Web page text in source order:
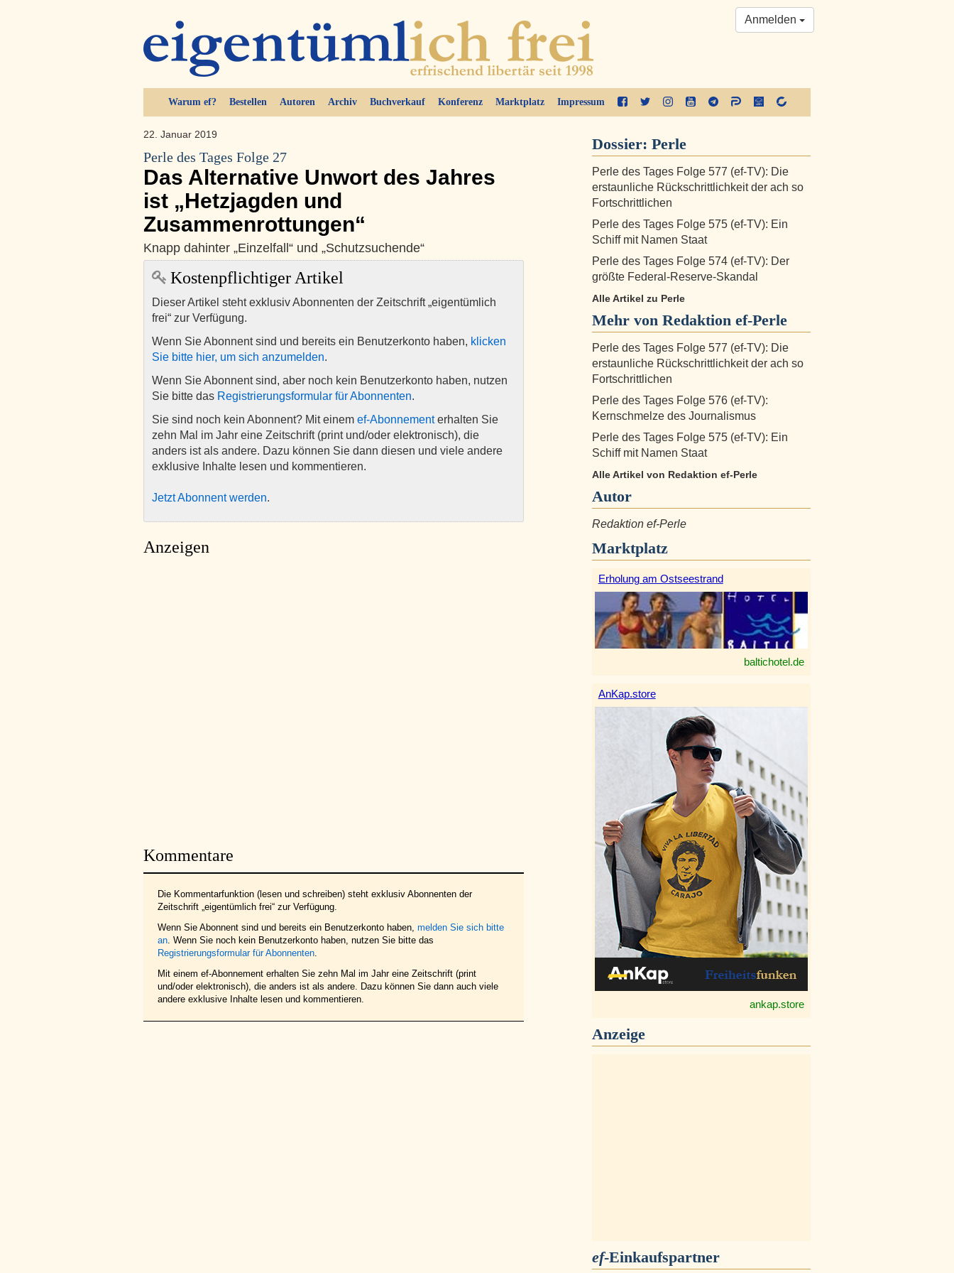
Warum ef? Bestellen Autoren Archiv Buchverkauf Konferenz Marktplatz Impressum
Anmelden
22. Januar 2019
Perle des Tages Folge 27
Das Alternative Unwort des Jahres
ist „Hetzjagden und
Zusammenrottungen“
Knapp dahinter „Einzelfall“ und „Schutzsuchende“
Kostenpflichtiger Artikel
Dieser Artikel steht exklusiv Abonnenten der Zeitschrift „eigentümlich
frei“ zur Verfügung.
Wenn Sie Abonnent sind und bereits ein Benutzerkonto haben, klicken
Sie bitte hier, um sich anzumelden.
Wenn Sie Abonnent sind, aber noch kein Benutzerkonto haben, nutzen
Sie bitte das Registrierungsformular für Abonnenten.
Sie sind noch kein Abonnent? Mit einem ef-Abonnementerhalten Sie
zehn Mal im Jahr eine Zeitschrift (print und/oder elektronisch), die
anders ist als andere. Dazu können Sie dann diesen und viele andere
exklusive Inhalte lesen und kommentieren.
Jetzt Abonnent werden.
Anzeigen
Kommentare
Die Kommentarfunktion (lesen und schreiben) steht exklusiv Abonnenten der
Zeitschrift „eigentümlich frei“ zur Verfügung.
Wenn Sie Abonnent sind und bereits ein Benutzerkonto haben, melden Sie sich bitte
an. Wenn Sie noch kein Benutzerkonto haben, nutzen Sie bitte das
Registrierungsformular für Abonnenten.
Mit einem ef-Abonnement erhalten Sie zehn Mal im Jahr eine Zeitschrift (print
und/oder elektronisch), die anders ist als andere. Dazu können Sie dann auch viele
andere exklusive Inhalte lesen und kommentieren.
Dossier: Perle
Perle des Tages Folge 577 (ef-TV): Die
erstaunliche Rückschrittlichkeit der ach so
Fortschrittlichen
Perle des Tages Folge 575 (ef-TV): Ein
Schiff mit Namen Staat
Perle des Tages Folge 574 (ef-TV): Der
größte Federal-Reserve-Skandal
Alle Artikel zu Perle
Mehr von Redaktion ef-Perle
Perle des Tages Folge 577 (ef-TV): Die
erstaunliche Rückschrittlichkeit der ach so
Fortschrittlichen
Perle des Tages Folge 576 (ef-TV):
Kernschmelze des Journalismus
Perle des Tages Folge 575 (ef-TV): Ein
Schiff mit Namen Staat
Alle Artikel von Redaktion ef-Perle
Autor
Redaktion ef-Perle
Marktplatz
Erholung am Ostseestrand
baltichotel.de
AnKap.store
ankap.store
Anzeige
ef-Einkaufspartner